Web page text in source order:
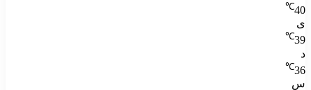
40
℃
ی
39
℃
د
36
℃
س